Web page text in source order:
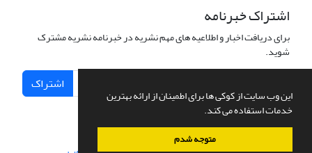
این وب سایت از کوکی ها برای اطمینان از ارائه بهترین
خدمات استفاده می کند.
متوجه شدم
اشتراک خبرنامه
برای دریافت اخبار و اطلاعیه های مهم نشریه در خبرنامه نشریه مشترک
شوید.
اشتراک